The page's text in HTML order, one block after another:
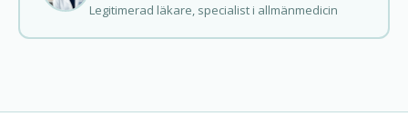
Legitimerad läkare, specialist i allmänmedicin